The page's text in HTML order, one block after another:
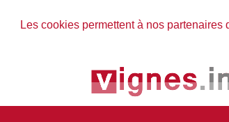
Les cookies permettent à nos